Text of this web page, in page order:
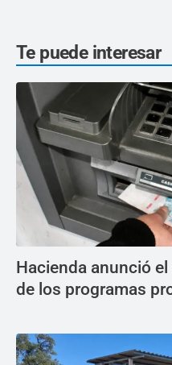
Te puede interesar
Hacienda anunció
de los programas